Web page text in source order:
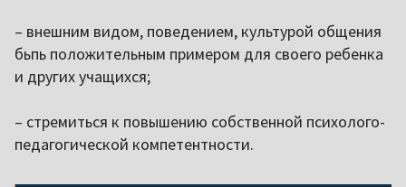
– внешним видом, поведением, культурой общения
бьпь положительным примером для своего ребенка
и других учащихся;
– стремиться к повышению собственной психолого-
педагогической компетентности.